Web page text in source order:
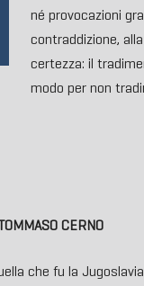
né provocazioni
contraddizione,
certezza: il
modo per non
CERNO
che fu la